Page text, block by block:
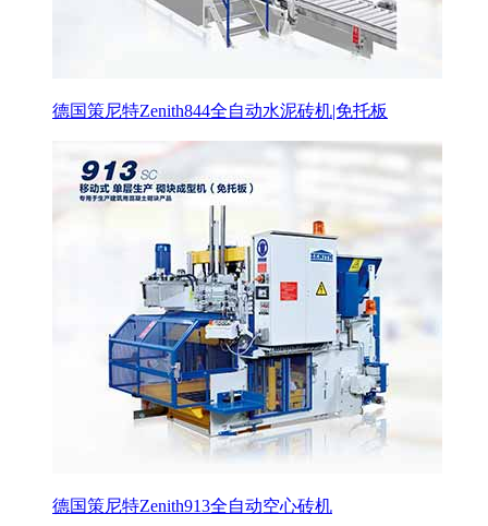
德国策尼特Zenith844全自动水泥砖机|免托板
德国策尼特Zenith913全自动空心砖机